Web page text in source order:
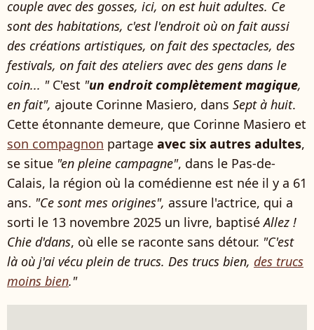
couple avec des gosses, ici, on est huit adultes. Ce
sont des habitations, c'est l'endroit où on fait aussi
des créations artistiques, on fait des spectacles, des
festivals, on fait des ateliers avec des gens dans le
coin... "C'est "un endroit complètement magique,
en fait", ajoute Corinne Masiero, dans Sept à huit.
Cette étonnante demeure, que Corinne Masiero et
son compagnon partage avec six autres adultes,
se situe "en pleine campagne", dans le Pas-de-
Calais, la région où la comédienne est née il y a 61
ans. "Ce sont mes origines", assure l'actrice, qui a
sorti le 13 novembre 2025 un livre, baptiséAllez !
Chie d'dans, où elle se raconte sans détour. "C'est
là où j'ai vécu plein de trucs. Des trucs bien, des trucs
moins bien."